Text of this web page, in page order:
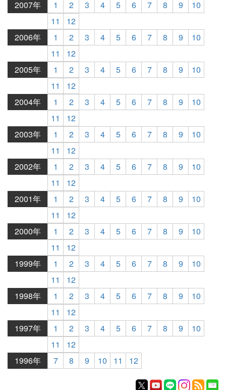
2007年 1 2 3 4 5 6 7 8 9
10
11
12
2006年
1 2 3 4 5 6 7 8 9
10
11
12
2005年
1 2 3 4 5 6 7 8 9
10
11
12
2004年
1 2 3 4 5 6 7 8 9
10
11
12
2003年
1 2 3 4 5 6 7 8 9
10
11
12
2002年
1 2 3 4 5 6 7 8 9
10
11
12
2001年
1 2 3 4 5 6 7 8 9
10
11
12
2000年
1 2 3 4 5 6 7 8 9
10
11
12
1999年
1 2 3 4 5 6 7 8 9
10
11
12
1998年
1 2 3 4 5 6 7 8 9
10
11
12
1997年
1 2 3 4 5 6 7 8 9
10
11
12
1996年
7 8 9 10 11 12